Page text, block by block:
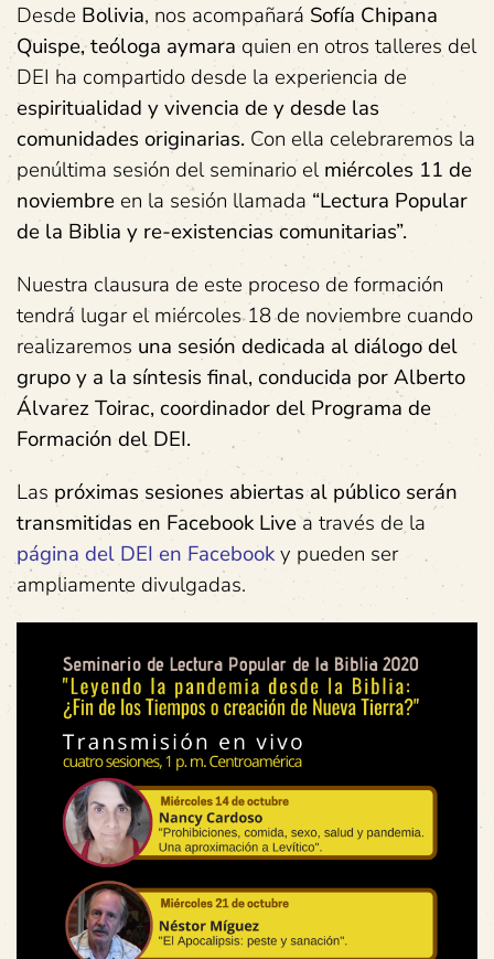
Desde Bolivia, nos acompañará Sofía Chipana
Quispe, teóloga aymaraquien en otros talleres del
DEI ha compartido desde la experiencia de
espiritualidad yvivencia deydesde las
comunidades originarias. Con ella celebraremos la
penúltima sesión del seminario elmiércoles 11 de
noviembre en la sesión llamada “Lectura Popular
de la Biblia y re-existencias comunitarias”.
Nuestra clausura de este proceso de formación
tendrá lugar el miércoles 18 de noviembre cuando
realizaremos una sesióndedicada aldiálogodel
grupoy a la síntesis final, conducida porAlberto
ÁlvarezToirac, coordinadordel Programa de
Formación del DEI.
Las próximas sesiones abiertas al público serán
transmitidas en Facebook Livea través de la
página del DEI en Facebooky pueden ser
ampliamente divulgadas.